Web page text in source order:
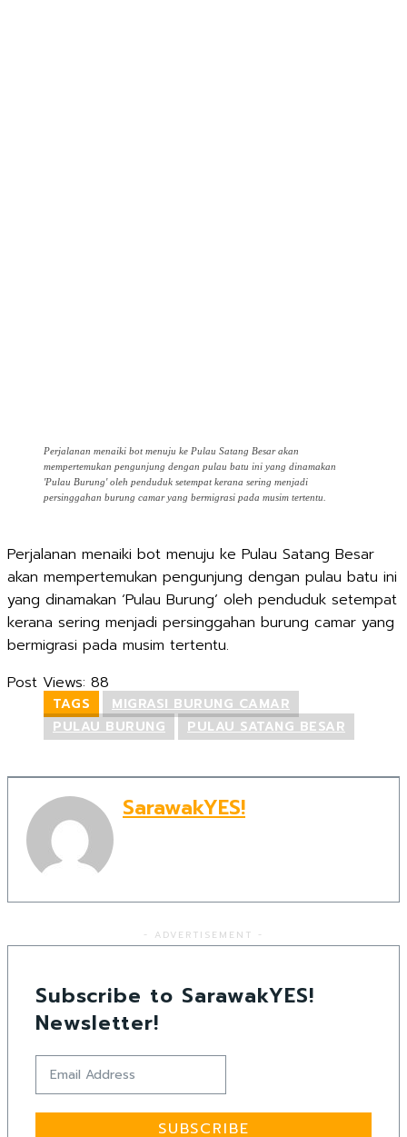
Perjalanan menaiki bot menuju ke Pulau Satang Besar akan
mempertemukan pengunjung dengan pulau batu ini yang dinamakan
'Pulau Burung' oleh penduduk setempat kerana sering menjadi
persinggahan burung camar yang bermigrasi pada musim tertentu.
Perjalanan menaiki bot menuju ke Pulau Satang Besar
akan mempertemukan pengunjung dengan pulau batu ini
yang dinamakan ‘Pulau Burung’ oleh penduduk setempat
kerana sering menjadi persinggahan burung camar yang
bermigrasi pada musim tertentu.
Post Views: 88
TAGS
MIGRASI BURUNG CAMAR
PULAU BURUNG
PULAU SATANG BESAR
SarawakYES!
- ADVERTISEMENT -
Subscribe to SarawakYES!
Newsletter!
SUBSCRIBE